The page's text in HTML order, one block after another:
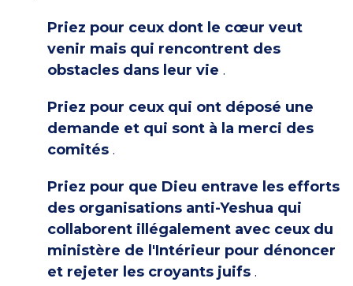
Priez pour ceux dont le cœur veut
venir mais qui rencontrent des
obstacles dans leur vie .
Priez pour ceux qui ont déposé une
demande et qui sont à la merci des
comités .
Priez pour que Dieu entrave les efforts
des organisations anti-Yeshua qui
collaborent illégalement avec ceux du
ministère de l'Intérieur pour dénoncer
et rejeter les croyants juifs .